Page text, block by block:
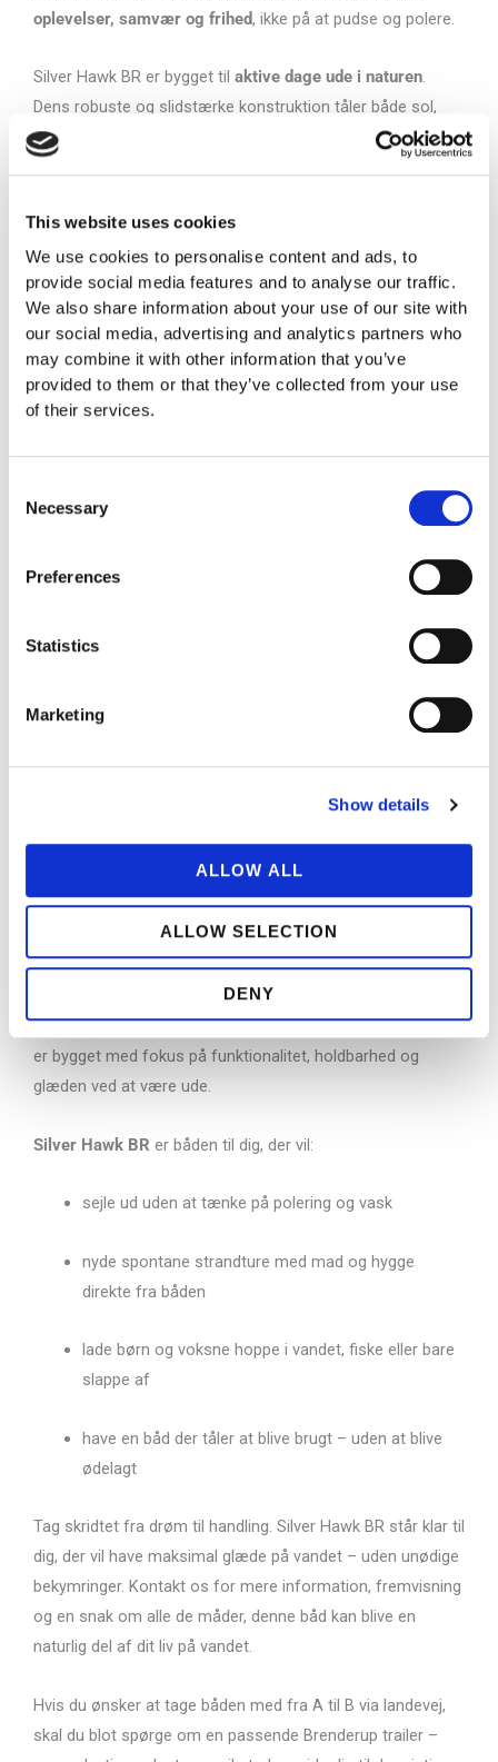
This website uses cookies
We use cookies to personalise content and ads, to
provide social media features and to analyse our traffic.
We also share information about your use of our site with
our social media, advertising and analytics partners who
may combine it with other information that you’ve
provided to them or that they’ve collected from your use
of their services.
Selection
Necessary
Preferences
Statistics
Marketing
Show details
ALLOW ALL
ALLOW SELECTION
DENY
oplevelser, samvær og frihed, ikke på at pudse og polere.
Silver Hawk BR er bygget til aktive dage ude i naturen.
Dens robuste og slidstærke konstruktion tåler både sol,
vand og strandliv – og den kan trygt lægges på køl i sandet
urenser, men i stedet en båd, der er lavet til at blive brugt,
udfordret og nydt.
Denne båd er skabt til dig, der elsker:
at sejle ud til en ø eller en sandstrand med venner
og familie
at lade båden hvile på køl, mens du tænder bål og
stænk eller strandkontakt
at bruge tiden på det, der virkelig betyder noget – og
Silver Hawk BR kombinerer
praktisk funktionalitet med et
manøvrere båden både på åbent vand og tæt på land.
Badeplatformen gør det enkelt at hoppe i vandet, fiske,
lege – og hjælper med den naturlige overgang fra båd til
strand.
Denne båd er ikke bare en transportør – den er din base for
oplevelser, frihed og simple, gode dage ved vandet
ingen besværlige detaljer, der stjæler din tid. Silver Hawk BR
er bygget med fokus på funktionalitet, holdbarhed og
glæden ved at være ude.
Silver Hawk BR er båden til dig, der vil:
sejle ud uden at tænke på polering og vask
nyde spontane strandture med mad og hygge
direkte fra båden
lade børn og voksne hoppe i vandet, fiske eller bare
slappe af
have en båd der tåler at blive brugt – uden at blive
ødelagt
Tag skridtet fra drøm til handling. Silver Hawk BR står klar til
dig, der vil have maksimal glæde på vandet – uden unødige
bekymringer. Kontakt os for mere information, fremvisning
og en snak om alle de måder, denne båd kan blive en
naturlig del af dit liv på vandet.
Hvis du ønsker at tage båden med fra A til B via landevej,
skal du blot spørge om en passende Brenderup trailer –